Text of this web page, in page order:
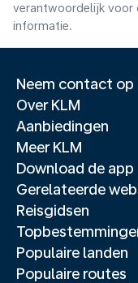
verantwoordelijk voor
informatie.
Neem contact op
Over KLM
Aanbiedingen
Meer KLM
Download de app
Gerelateerde
Reisgidsen
Populaire landen
Populaire routes